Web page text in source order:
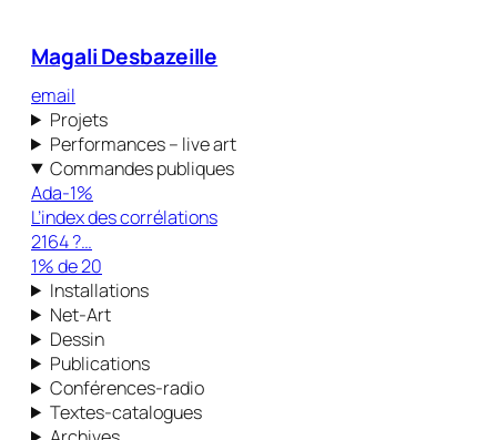
Magali Desbazeille
email
Projets
Performances – live art
Commandes publiques
Ada-1%
L’index des corrélations
2164 ?…
1% de 20
Installations
Net-Art
Dessin
Publications
Conférences-radio
Textes-catalogues